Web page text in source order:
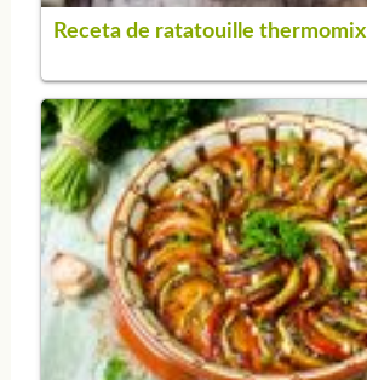
Receta de ratatouille thermomix